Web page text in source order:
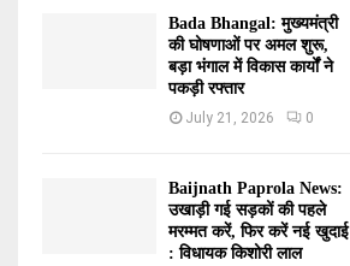
Bada Bhangal: मुख्यमंत्री
की घोषणाओं पर अमल शुरू,
बड़ा भंगाल में विकास कार्यों ने
पकड़ी रफ्तार
July 21, 2026 0
Baijnath Paprola News:
उखाड़ी गई सड़कों की पहले
मरम्मत करें, फिर करें नई खुदाई
: विधायक किशोरी लाल